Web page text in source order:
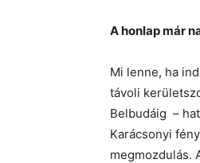
A honlap már
Mi lenne, ha
távoli
Belbudáig –
Karácsonyi
megmozdulás.